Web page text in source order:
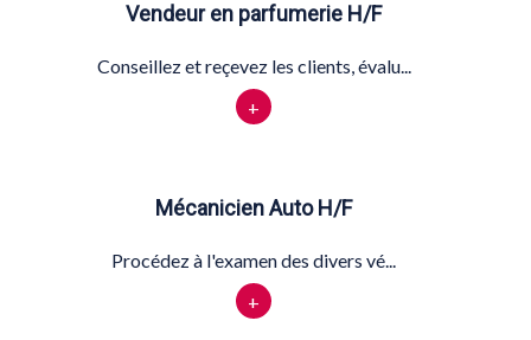
Vendeur en parfumerie H/F
Conseillez et reçevez les clients, évalu...
+
Mécanicien Auto H/F
Procédez à l'examen des divers vé...
+